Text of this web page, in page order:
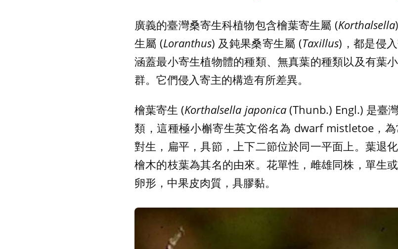
廣義的臺灣桑寄生科植物包含檜葉寄生屬 (Korthalsella
生屬 (Loranthus) 及鈍果桑寄生屬 (Taxillus)，都是侵
涵蓋最小寄生植物體的種類、無真葉的種類以及有葉
群。它們侵入寄主的構造有所差異。
檜葉寄生 (Korthalsella japonica(Thunb.) Engl.) 是臺
類，這種極小槲寄生英文俗名為 dwarf mistletoe，為
對生，扁平，具節，上下二節位於同一平面上。葉退
檜木的枝葉為其名的由來。花單性，雌雄同株，單生
卵形，中果皮肉質，具膠黏。